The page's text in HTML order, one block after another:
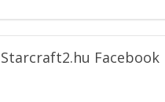
Starcraft2.hu Facebook